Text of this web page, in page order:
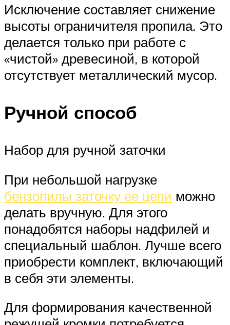
Исключение составляет снижение
высоты ограничителя пропила. Это
делается только при работе с
«чистой» древесиной, в которой
отсутствует металлический мусор.
Ручной способ
Набор для ручной заточки
При небольшой нагрузке
бензопилы заточку ее цепи можно
делать вручную. Для этого
понадобятся наборы надфилей и
специальный шаблон. Лучше всего
приобрести комплект, включающий
в себя эти элементы.
Для формирования качественной